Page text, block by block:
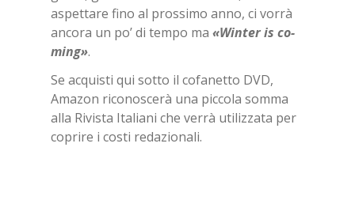
aspet­ta­re fino al pros­si­mo anno, ci vor­rà
an­co­ra un po’ di tem­po ma «Win­ter is co­
ming».
Se ac­qui­sti qui sot­to il co­fa­net­to DVD,
Ama­zon ri­co­no­sce­rà una pic­co­la som­ma
alla Ri­vi­sta Ita­lia­ni che ver­rà uti­liz­za­ta per
co­pri­re i co­sti re­da­zio­na­li.